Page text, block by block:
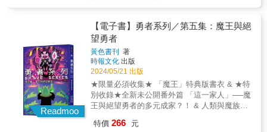
一讀。」──AI經濟學家凱文．數據（Kevin
Numera）(*作者 to ChatGPT-4o：「可以請你
給這些職業角色有趣的命名，並實際扮演他
們，讓每個角色寫下一兩句針對本書客觀實用
的推薦語嗎？」)
太平洋鸚鵡──大堡礁 外表像娃娃一樣可愛的糖
豆兄弟──岸礁＋環礁 瞬間膠般黏人的和尚鸚鵡
──唐僧肉 沒甚麼存在感的老爺爺紅文鳥──紅
蟳米糕 興趣是定點發呆的銀文鳥──秋刀魚 &
對兩位作者（資深鳥奴）來說，小鳥不是只有
可愛，他們有時候很機車，有自己的主見，不
一定聽人類的話，但也因為他們是有性格與喜
好的獨立個體，所以每一隻都珍貴。 & 這本書
將從喝水、吃菜、看醫師&hellip;&hellip;等各種
有趣的生活小事，堆疊出鳥寶與人類一起生活
Readmoo
【電子書】勇者系列／第五集：魔王與絕
望勇者
黃色書刊 著
時報文化 出版
2024/05/21 出版
★限量必須收集★ 「魔王」特典版書衣 & ★特
別收錄★全新未公開番外篇 「這一家人」──魔
王與絕望勇者的多元成家？！ & 人類與魔族之
望扭轉魔族地位的「魔王」 從不曾感受到絕
特價 266 元